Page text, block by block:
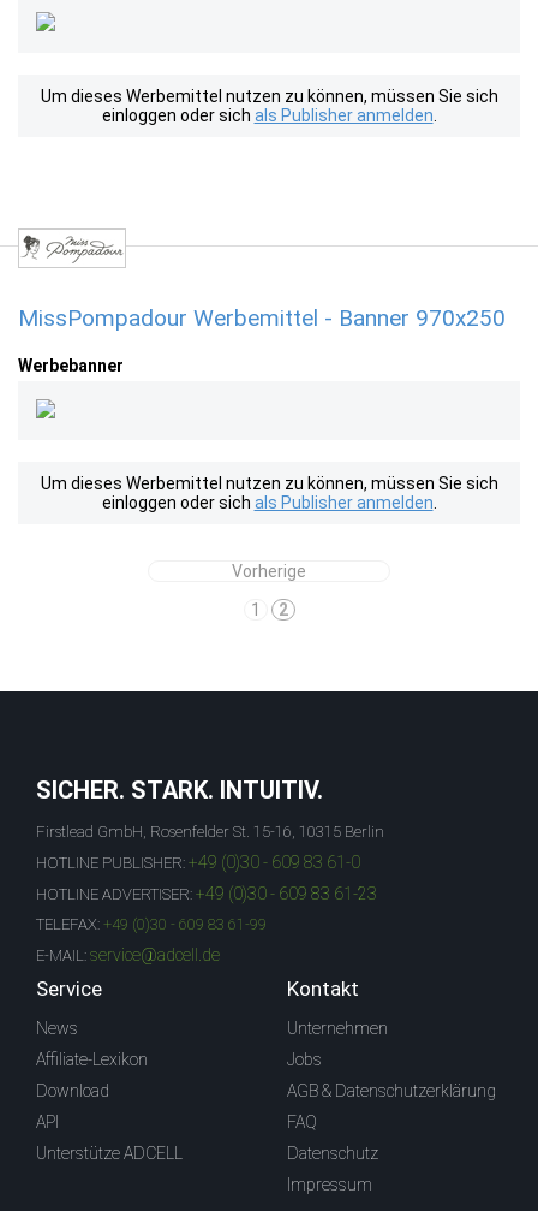
Um dieses Werbemittel nutzen zu können, müssen Sie sich
einloggen oder sich als Publisher anmelden
MissPompadour Werbemittel - Banner 970x250
Werbebanner
Um dieses Werbemittel nutzen zu können, müssen Sie sich
einloggen oder sich als Publisher anmelden
Vorherige
1
2
SICHER. STARK. INTUITIV.
Firstlead GmbH, Rosenfelder St. 15-16, 10315 Berlin
HOTLINE PUBLISHER: +49 (0)30 - 609 83 61-0
HOTLINE ADVERTISER: +49 (0)30 - 609 83 61-23
TELEFAX: +49 (0)30 - 609 83 61-99
E-MAIL: service@adcell.de
Service
News
Affiliate-Lexikon
Download
API
Unterstütze ADCELL
Kontakt
Unternehmen
Jobs
AGB & Datenschutzerklärung
FAQ
Datenschutz
Impressum